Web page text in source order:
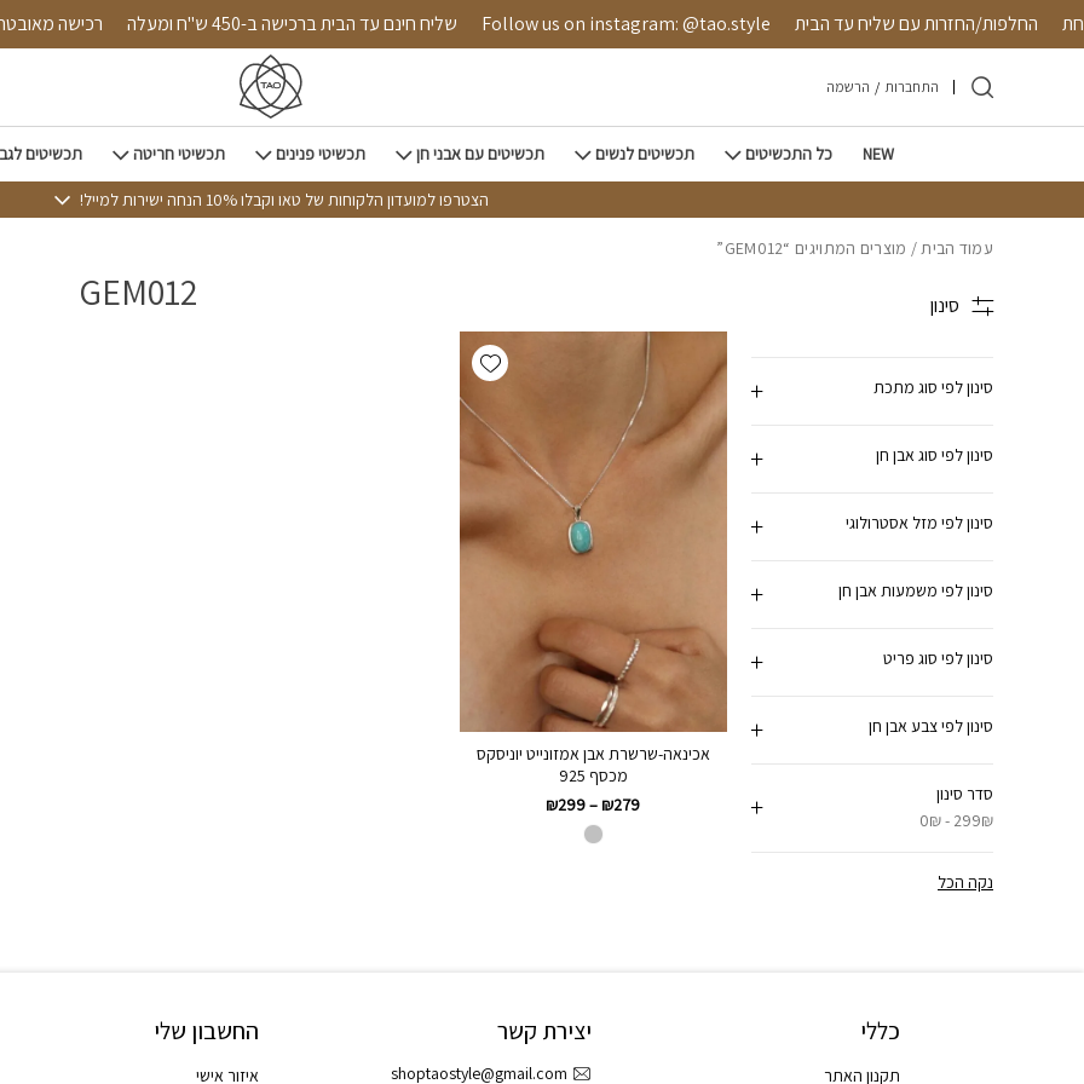
Skip to Contentהחלפות/החזרות עם שליח עד הבית Follow us on instagram: @tao.style שליח חינם עד הבית ברכישה ב-450 ש"ח ומעלה רכישה
התחברות / הרשמה
NEW כל התכשיטים תכשיטים לנשים תכשיטים עם אבני חן תכשיטי פנינים תכשיטי חריטה תכשיטים
הצטרפו למועדון הלקוחות של טאו וקבלו 10% הנחה ישירות למייל!
עמוד הבית/ מוצרים המתויגים “GEM012”
GEM012 סינון
סינון לפי סוג מתכת
סינון לפי סוג אבן חן
סינון לפי מזל אסטרולוגי
סינון לפי משמעות אבן חן
סינון לפי סוג פריט
סינון לפי צבע אבן חן
סדר סינון
0₪ - 299₪
נקה הכל
Add wishlist
אכינאה-שרשרת אבן אמזונייט יוניסקס
מכסף 925
₪279
–
₪299
כללי
תקנון האתר
החשבון שלי
איזור אישי
יצירת קשר
shoptaostyle@gmail.com
בחזרה למעלה